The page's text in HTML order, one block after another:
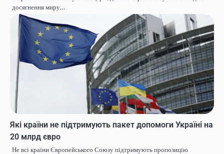
досягнення миру…
Які країни не підтримують пакет допомоги Україні на
20 млрд євро
Не всі країни Європейського Союзу підтримують пропозицію